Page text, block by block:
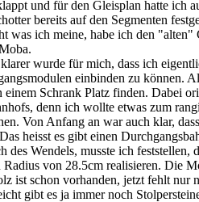
und für den Gleisplan hatte
bereits auf den Segmenten
was ich meine, habe ich den
wurde für mich, dass ich
einbinden zu
Schrank Platz finden. Dabei
denn ich wollte etwas zum
Von Anfang an war auch klar,
heisst es gibt einen
Wendels, musste ich
von 28.5cm realisieren. Die
ist schon vorhanden, jetzt fehlt
gibt es ja immer noch